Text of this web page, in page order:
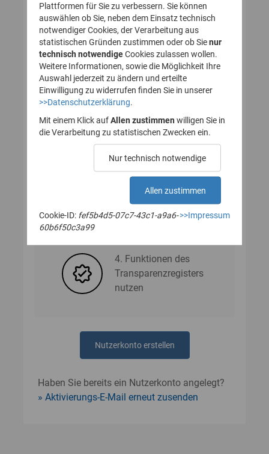
So legen Sie Ihr Nutzerkonto für
das Transparenzregister an
(Registrierung):
1. Nutzerkonto erstellen
des Nutzerkontos
bestätigen
3. Nutzerdaten angeben
4. Funktionen des
Transparenzregisters
nutzen
Nutzerkonto erstellen
Haben Sie bereits ein Nutzerkonto angelegt?
Aktivierungs-E-Mail erneut zusenden
Plattformen für Sie zu verbessern. Sie können
auswählen ob Sie, neben dem Einsatz technisch
notwendiger Cookies, der Verarbeitung aus
statistischen Gründen zustimmen oder ob Sienur
technisch notwendigeCookies zulassen wollen.
Weitere Informationen, sowie die Möglichkeit Ihre
Auswahl jederzeit zu ändern und erteilte
Einwilligung zu widerrufen finden Sie in unserer
>>Datenschutzerklärung
Mit einem Klick auf Allen zustimmen willigen Sie in
die Verarbeitung zu statistischen Zwecken ein.
Nur technisch notwendige
Allen zustimmen
Cookie-ID: fef5b4d5-07c7-43c1-a9a6-
60b6f50c3a99
>>Impressum